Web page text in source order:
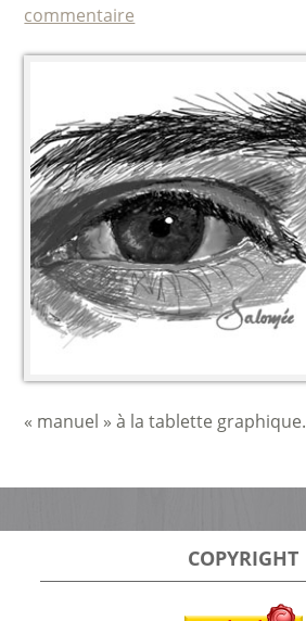
commentaire
« manuel » à la tablette graphique.
COPYRIGHT